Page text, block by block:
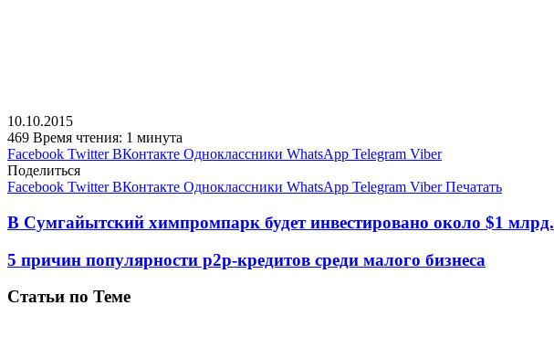
10.10.2015
469 Время чтения: 1 минута
Facebook Twitter ВКонтакте Одноклассники WhatsApp Telegram Viber
Поделиться
Facebook Twitter ВКонтакте Одноклассники WhatsApp Telegram Viber Печатать
В Сумгайытский химпромпарк будет инвестировано около $1 млрд.
5 причин популярности р2р-кредитов среди малого бизнеса
Статьи по Теме